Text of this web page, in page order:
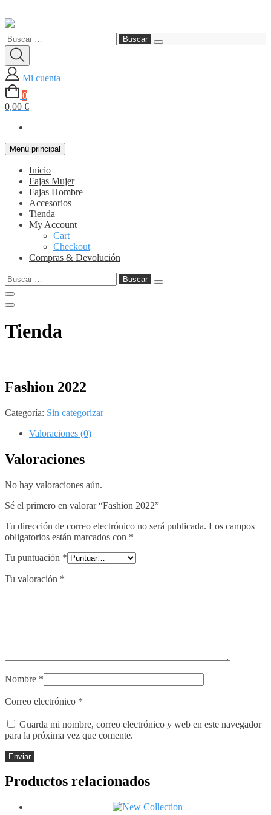
Saltar
al
contenido
Buscar:
Mi cuenta
0
0,00 €
Menú principal
Inicio
Fajas Mujer
Fajas Hombre
Accesorios
Tienda
My Account
Cart
Checkout
Compras & Devolución
Buscar:
Tienda
Fashion 2022
Categoría: Sin categorizar
Valoraciones (0)
Valoraciones
No hay valoraciones aún.
Sé el primero en valorar “Fashion 2022”
Tu dirección de correo electrónico no será publicada. Los campos
obligatorios están marcados con *
Tu puntuación *
Tu valoración *
Nombre *
Correo electrónico *
Guarda mi nombre, correo electrónico y web en este navegador
para la próxima vez que comente.
Productos relacionados